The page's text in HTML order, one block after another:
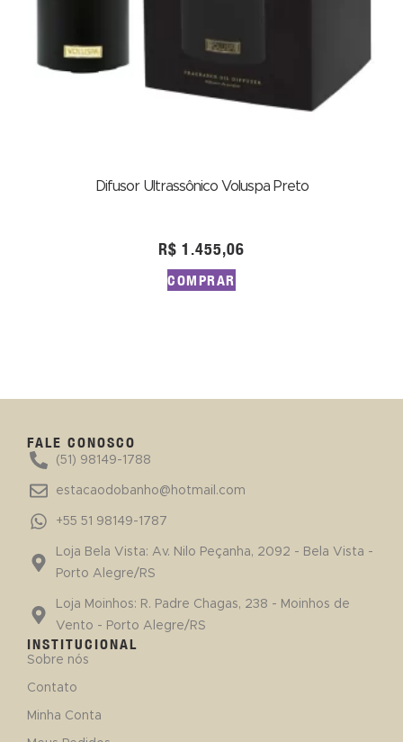
Difusor Ultrassônico Voluspa Preto
R$ 1.455,06
COMPRAR
FALE CONOSCO
(51) 98149-1788
estacaodobanho@hotmail.com
+55 51 98149-1787
Loja Bela Vista: Av. Nilo Peçanha, 2092 - Bela Vista -
Porto Alegre/RS
Loja Moinhos: R. Padre Chagas, 238 - Moinhos de
Vento - Porto Alegre/RS
INSTITUCIONAL
Sobre nós
Contato
Minha Conta